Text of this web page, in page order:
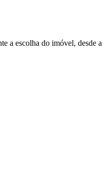
a escolha do imóvel, desde a